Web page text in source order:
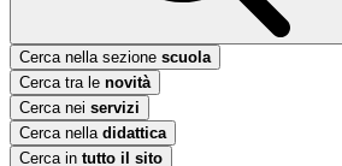
Cerca nella sezione scuola
Cerca tra le novità
Cerca nei servizi
Cerca nella didattica
Cerca in tutto il sito